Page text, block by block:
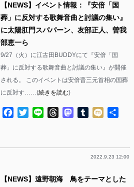
【NEWS】イベント情報：『安倍「国
葬」に反対する歌舞音曲と討議の集い』
に太陽肛門スパパーン、友部正人、曽我
部恵一ら
9/27（火）に江古田BUDDYにて『安倍「国
葬」に反対する歌舞音曲と討議の集い』が開催
される。 このイベントは安倍晋三元首相の国葬
に反対す……(続きを読む)
Facebook
TwitterLine ThreadsMastodon
Tumblr
Mixi
2022.9.23 12:00
【NEWS】遠野朝海 鳥をテーマとした